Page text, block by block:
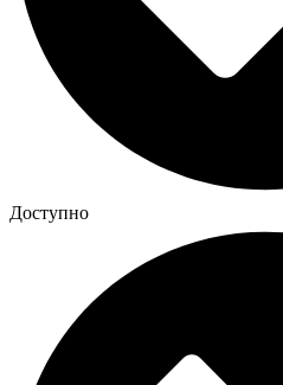
Доступно